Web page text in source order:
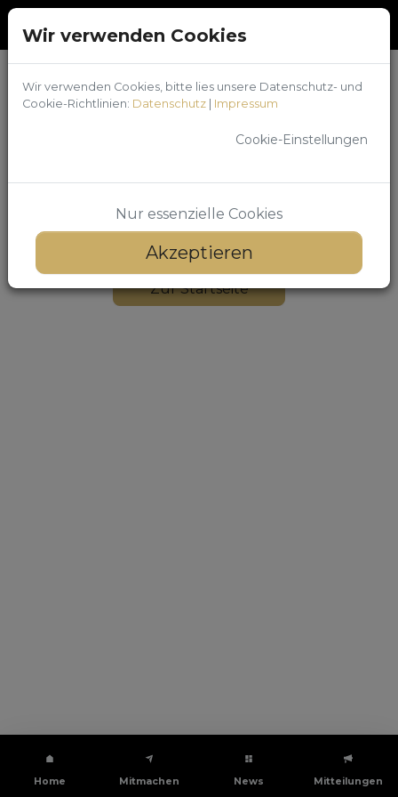
Home Mitmachen News Mitteilungen
Seite nicht
gefunden
Zur Startseite
Wir verwenden Cookies
Wir verwenden Cookies, bitte lies unsere Datenschutz- und
Cookie-Richtlinien: Datenschutz Impressum
Cookie-Einstellungen
Nur essenzielle Cookies
Akzeptieren